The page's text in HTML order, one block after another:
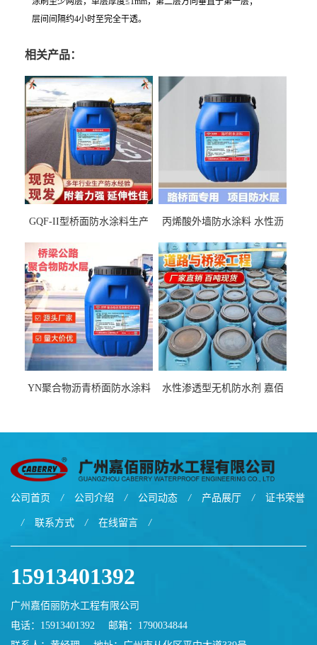
层间间隔约4小时至完全干透。
相关产品：
GQF-II型桥面防水涂料生产
丙烯酸外墙防水涂料 水性沥
厂家
YN聚合物沥青桥面防水涂料
水性渗透型无机防水剂 嘉佰
公司首页 / 公司介绍 / 公司动态 / 产品展厅 / 证书荣誉
/ 联系方式 / 在线留言 /
15913401392
广州嘉佰丽防水工程有限公司
电话：15913401392
邮箱： 1790034844